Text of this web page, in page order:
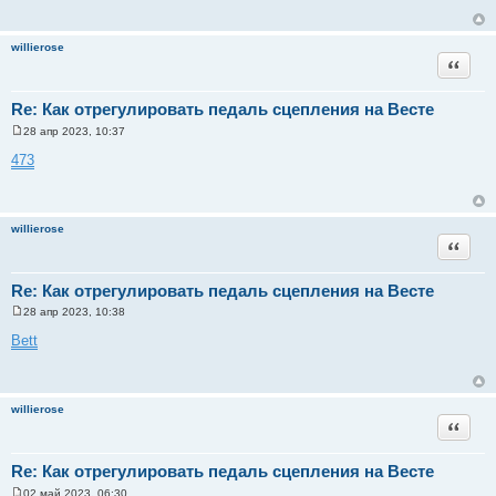
и
willierose
Re: Как отрегулировать педаль сцепления на Весте
Цитата
о
о
н
и
28 апр 2023, 10:37
473
willierose
Re: Как отрегулировать педаль сцепления на Весте
Цитата
о
и
28 апр 2023, 10:38
Bett
willierose
Re: Как отрегулировать педаль сцепления на Весте
Цитата
02 май 2023, 06:30